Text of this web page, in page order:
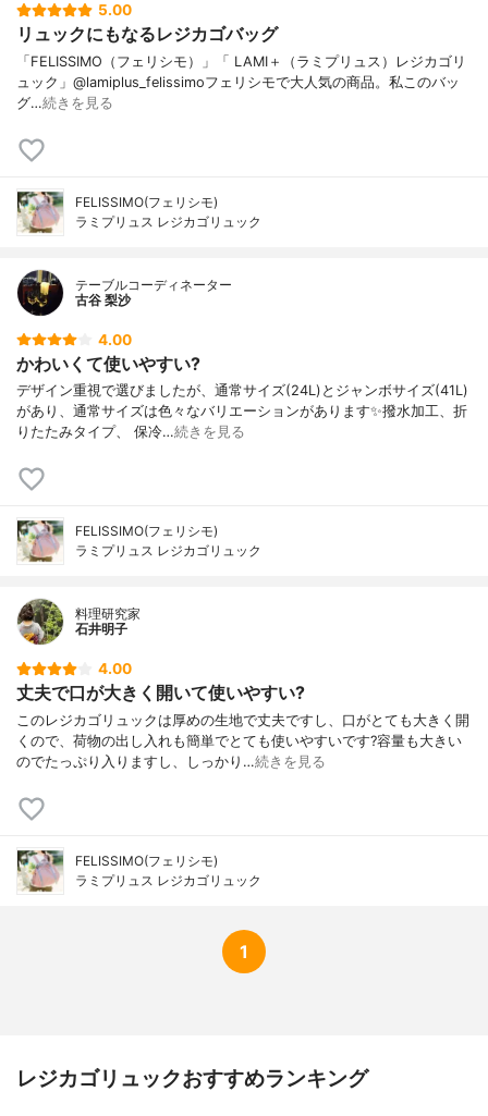
5.00
リュックにもなるレジカゴバッグ
「FELISSIMO（フェリシモ）」「 LAMI＋（ラミプリュス）レジカゴリ
ュック」@lamiplus_felissimoフェリシモで大人気の商品。私このバッ
グ…続きを見る
FELISSIMO(フェリシモ)
ラミプリュス レジカゴリュック
テーブルコーディネーター
古谷 梨沙
4.00
かわいくて使いやすい?
デザイン重視で選びましたが、通常サイズ(24L)とジャンボサイズ(41L)
があり、通常サイズは色々なバリエーションがあります✨撥水加工、折
りたたみタイプ、 保冷…続きを見る
FELISSIMO(フェリシモ)
ラミプリュス レジカゴリュック
料理研究家
石井明子
4.00
丈夫で口が大きく開いて使いやすい?
このレジカゴリュックは厚めの生地で丈夫ですし、口がとても大きく開
くので、荷物の出し入れも簡単でとても使いやすいです?容量も大きい
のでたっぷり入りますし、しっかり…続きを見る
FELISSIMO(フェリシモ)
ラミプリュス レジカゴリュック
1
レジカゴリュックおすすめランキング